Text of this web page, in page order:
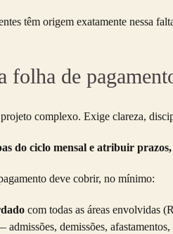
têm origem exatamente nessa
folha de
complexo. Exige clareza,
do ciclo mensal e atribuir
deve cobrir, no mínimo:
com todas as áreas envolvidas
admissões, demissões, afastamentos,